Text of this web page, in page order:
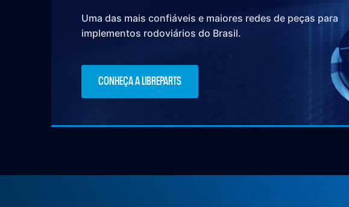
Uma das mais confiáveis e maiores redes de peças para
implementos rodoviários do Brasil.
CONHEÇA A LIBREPARTS